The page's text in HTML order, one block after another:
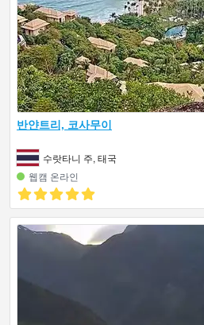
반얀트리, 코사무이
수랏타니 주, 태국
웹캠 온라인